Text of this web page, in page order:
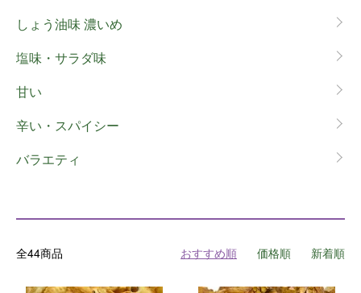
しょう油味 濃いめ
塩味・サラダ味
甘い
辛い・スパイシー
バラエティ
全44商品 おすすめ順 価格順 新着順